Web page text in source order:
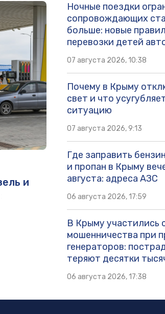
и
Ночные поездки
сопровождающих
больше: новые
перевозки детей
07 августа 2026, 10:38
Почему в Крыму
свет и что
ситуацию
07 августа 2026, 9:13
Где заправить
и пропан в Крыму
августа: адреса АЗС
06 августа 2026, 17:59
В Крыму участились
мошенничества при
генераторов:
теряют десятки
06 августа 2026, 17:38